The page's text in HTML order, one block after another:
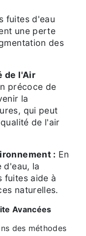
fuites d'eau
une perte
des
de l'Air
précoce de
la
qui peut
de l'air
: En
d'eau, la
fuites aide à
naturelles.
Avancées
des méthodes